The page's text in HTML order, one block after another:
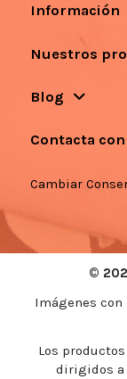
Información
Nuestros
Blog
Contacta
Cambiar
©
Imágenes con
Los
dirigidos a